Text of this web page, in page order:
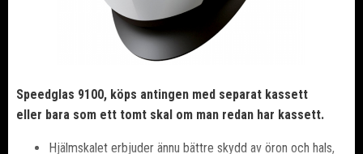
Speedglas 9100, köps antingen med separat kassett
eller bara som ett tomt skal om man redan har kassett.
Hjälmskalet erbjuder ännu bättre skydd av öron och hals,